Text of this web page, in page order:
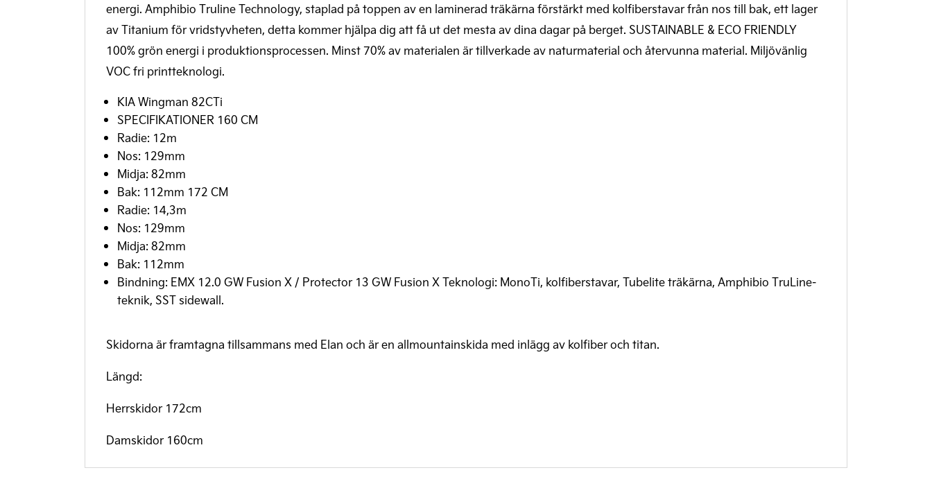
energi. Amphibio Truline Technology, staplad på toppen av en laminerad träkärna förstärkt med kolfi­berstavar från nos till bak, ett lager
av Titanium för vridstyvheten, detta kommer hjälpa dig att få ut det mesta av dina dagar på berget. SUSTAINABLE & ECO FRIENDLY
100% grön energi i produktionsprocessen. Minst 70% av materialen är tillverkade av naturmaterial och återvunna material. Miljövänlig
VOC fri printteknologi.
KIA Wingman 82CTi
SPECIFIKATIONER 160 CM
Radie: 12m
Nos: 129mm
Midja: 82mm
Bak: 112mm 172 CM
Radie: 14,3m
Nos: 129mm
Midja: 82mm
Bak: 112mm
Bindning: EMX 12.0 GW Fusion X / Protector 13 GW Fusion X Teknologi: MonoTi, kolfiberstavar, Tubelite träkärna, Amphibio TruLine-
teknik, SST sidewall.
Skidorna är framtagna tillsammans med Elan och är en allmountainskida med inlägg av kolfiber och titan.
Längd:
Herrskidor 172cm
Damskidor 160cm